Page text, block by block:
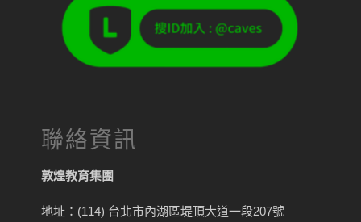
聯絡資訊
敦煌教育集團
地址：(114) 台北市內湖區堤頂大道一段207號